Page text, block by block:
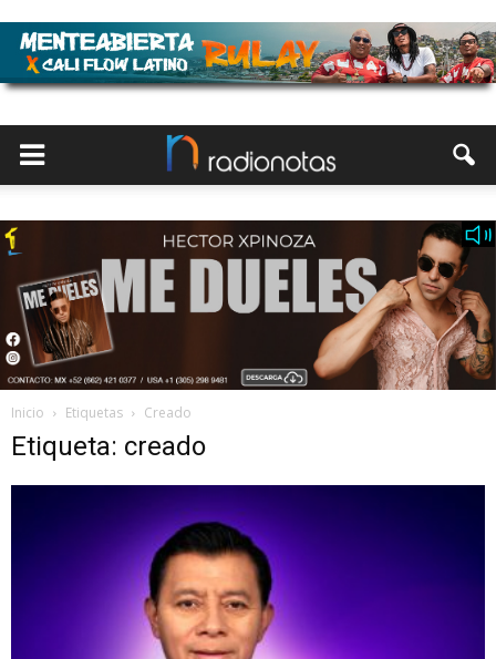
Inicio Etiquetas Creado
Etiqueta: creado